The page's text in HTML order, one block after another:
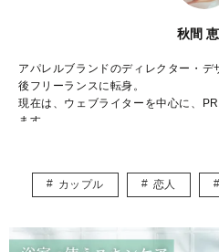
秋間
アパレルブランドのディレクター・
後フリーランスに転身。
現在は、ウェブライターを中心に、
ます。
トレンドはもちろん、体型や髪型に
関する様々な記事を執筆していきたい
インスタグラム* @eriusa0325
メール* eriusa0325@gmail.com
カップル 恋人